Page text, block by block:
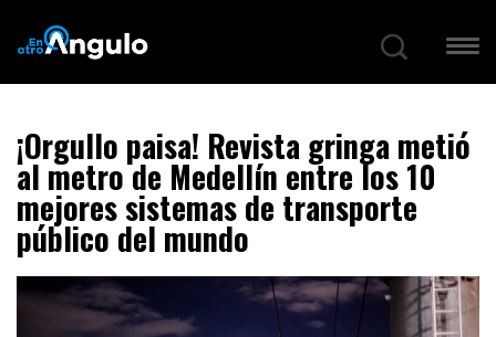
¡Orgullo paisa! Revista gringa metió
al metro de Medellín entre los 10
mejores sistemas de transporte
público del mundo